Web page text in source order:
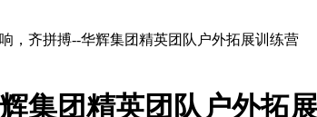
，齐拼搏--华辉集团精英团队户外拓展训练营
集团精英团队户外拓